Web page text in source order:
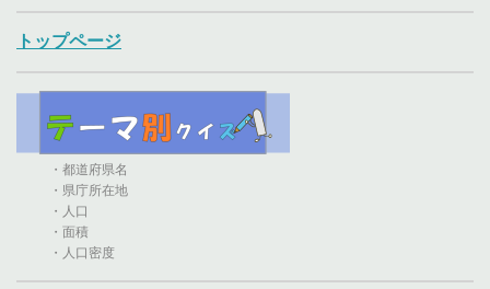
トップページ
・都道府県名
・県庁所在地
・人口
・面積
・人口密度